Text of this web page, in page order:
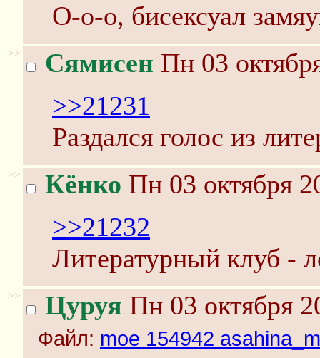
О-о-о, бисексуал
>> Сямисен Пн 03
>>21231
Раздался голос из
>> Кёнко Пн 03 октября
>>21232
Литературный клуб -
>> Цуруя Пн 03 октября
Файл: moe 154942